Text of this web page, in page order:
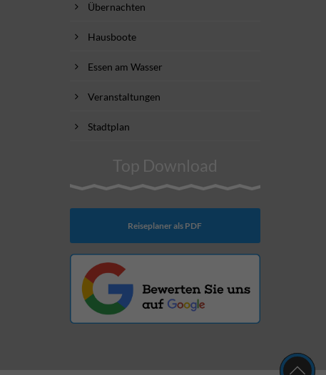
Übernachten
Hausboote
Essen am Wasser
Veranstaltungen
Stadtplan
Top Download
Reiseplaner als PDF